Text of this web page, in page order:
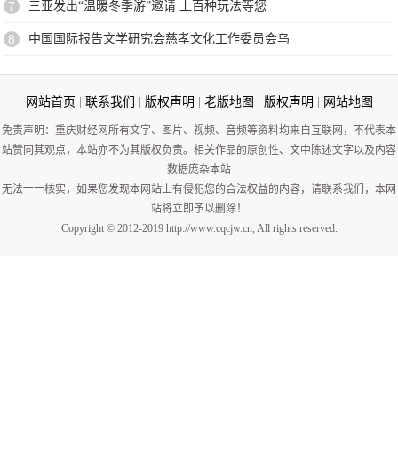
7 三亚发出“温暖冬季游”邀请 上百种玩法等您
8 中国国际报告文学研究会慈孝文化工作委员会乌
网站首页 联系我们 版权声明 老版地图 版权声明 网站地图
免责声明：重庆财经网所有文字、图片、视频、音频等资料均来自互联网，不代表本
站赞同其观点，本站亦不为其版权负责。相关作品的原创性、文中陈述文字以及内容
数据庞杂本站
无法一一核实，如果您发现本网站上有侵犯您的合法权益的内容，请联系我们，本网
站将立即予以删除！
Copyright © 2012-2019 http://www.cqcjw.cn, All rights reserved.